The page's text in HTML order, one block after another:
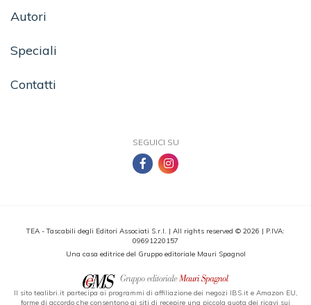
Autori
Speciali
Contatti
SEGUICI SU
TEA - Tascabili degli Editori Associati S.r.l. | All rights reserved © 2026 | P.IVA:
09691220157
Una casa editrice del Gruppo editoriale Mauri Spagnol
Il sito tealibri.it partecipa ai programmi di affiliazione dei negozi IBS.it e Amazon EU,
forme di accordo che consentono ai siti di recepire una piccola quota dei ricavi sui